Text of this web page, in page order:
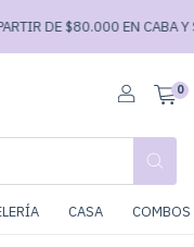
DE $80.000 EN CABA Y
0
CASA